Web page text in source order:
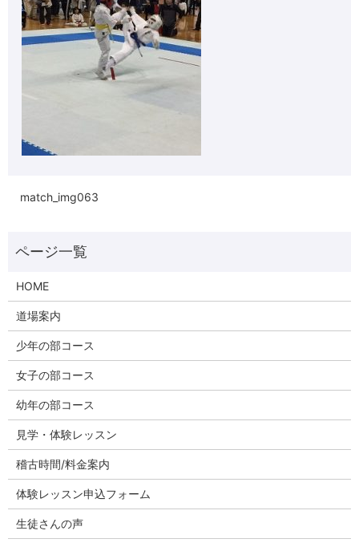
match_img063
HOME
道場案内
少年の部コース
女子の部コース
幼年の部コース
見学・体験レッスン
稽古時間/料金案内
体験レッスン申込フォーム
生徒さんの声